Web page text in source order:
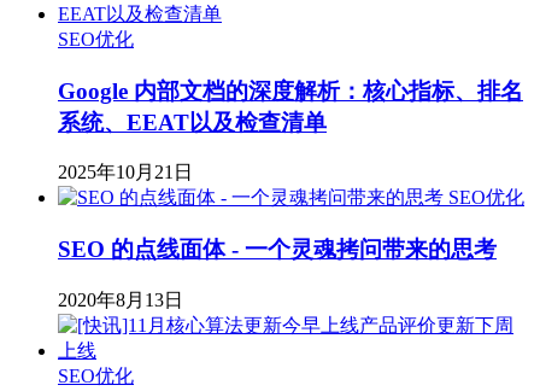
SEO优化
Google 内部文档的深度解析：核心指标、排名
系统、EEAT以及检查清单
2025年10月21日
SEO优化
SEO 的点线面体 - 一个灵魂拷问带来的思考
2020年8月13日
SEO优化